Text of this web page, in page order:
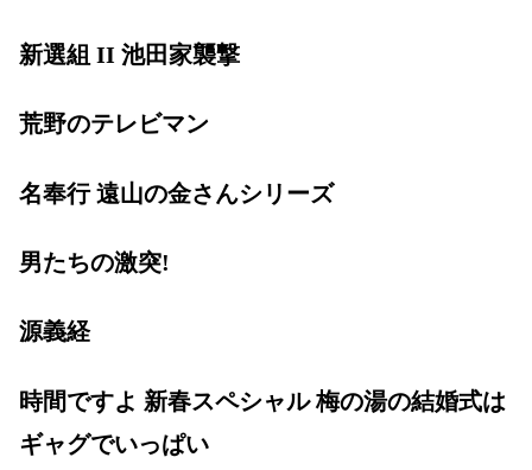
新選組 II 池田家襲撃
荒野のテレビマン
名奉行 遠山の金さんシリーズ
男たちの激突!
源義経
時間ですよ 新春スペシャル 梅の湯の結婚式は
ギャグでいっぱい